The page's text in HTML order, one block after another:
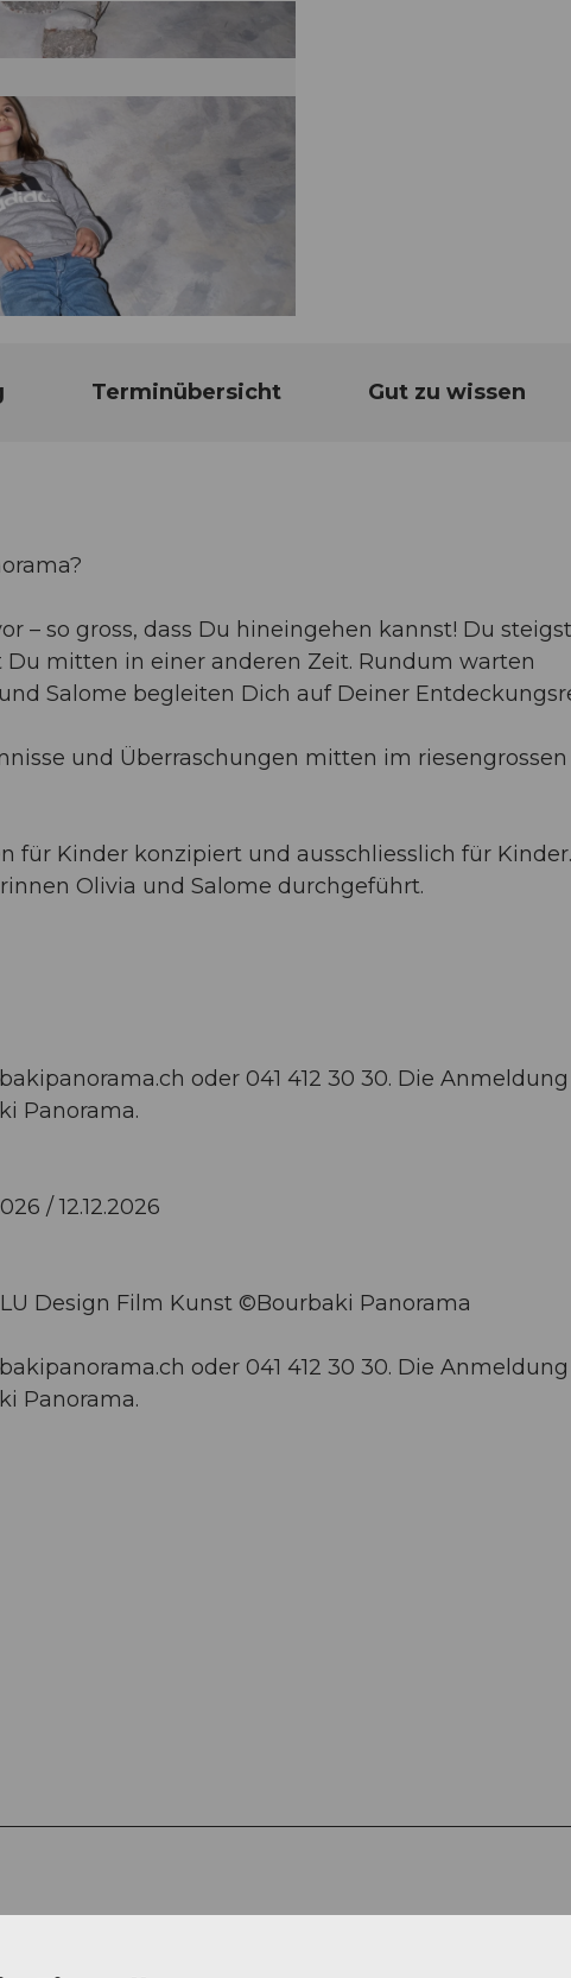
Terminübersicht Gut zu wissen
– so gross, dass Du hineingehen kannst! Du
mitten in einer anderen Zeit. Rundum warten
Salome begleiten Dich auf Deiner
und Überraschungen mitten im riesengrossen
für Kinder konzipiert und ausschliesslich für
Olivia und Salome durchgeführt.
oder 041 412 30 30. Die
Panorama.
/ 12.12.2026
Design Film Kunst ©Bourbaki Panorama
oder 041 412 30 30. Die
Panorama.
5.00 / Kind